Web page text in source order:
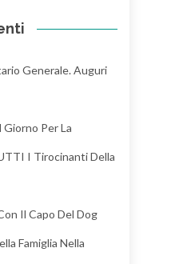
Generale. Auguri
Giorno Per La
I Tirocinanti Della
Il Capo Del Dog
Famiglia Nella